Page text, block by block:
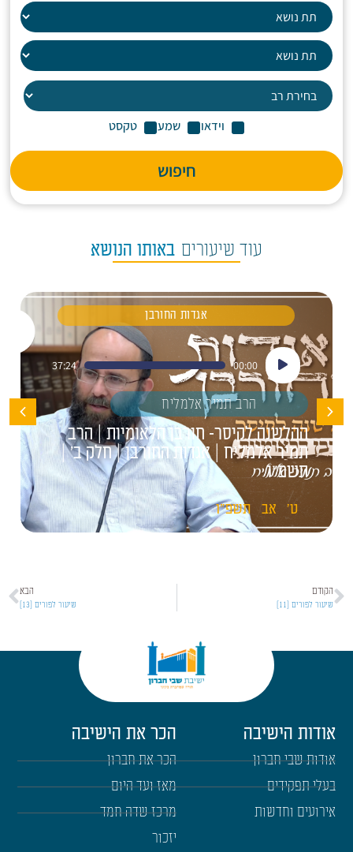
וידאו שמע טקסט
חיפוש
עוד שיעורים באותו הנושא
אגדות החורבן
נגן
אודיו
00:00
37:24
הרב תמיר אלמליח
ההלשנה לקיסר- חורבן הלאומיות | הרב
תמיר אלמליח | אגדות החורבן | חלק ב' |
תשפ"ו
ט' אב תשפ"ו
הקודם
שיעור לפורים [11]
הבא
שיעור לפורים [13]
אודות הישיבה
אודות שבי חברון
בעלי תפקידים
אירועים וחדשות
הכר את הישיבה
הכר את חברון
מאז ועד היום
מרכז שדה חמד
יזכור